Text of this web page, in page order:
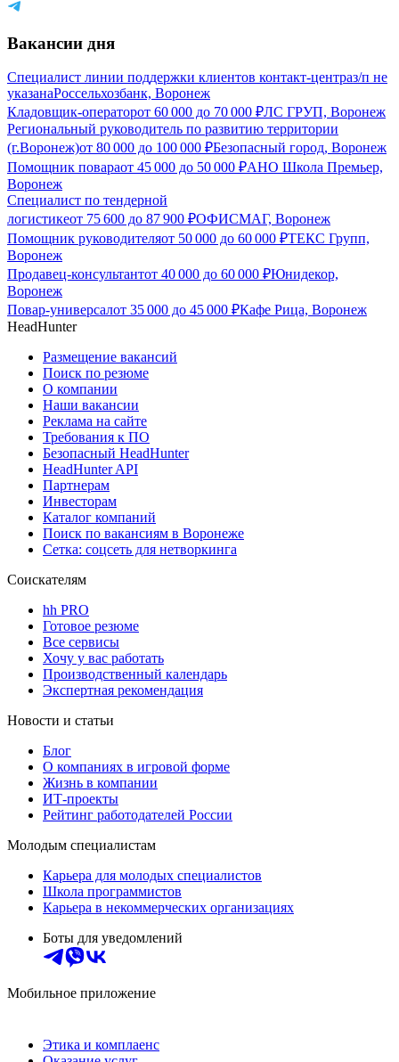
Вакансии дня
Специалист линии поддержки клиентов контакт-центраз/п не
указанаРоссельхозбанк, Воронеж
Кладовщик-операторот 60 000 до 70 000 ₽ЛС ГРУП, Воронеж
Региональный руководитель по развитию территории
(г.Воронеж)от 80 000 до 100 000 ₽Безопасный город, Воронеж
Помощник повараот 45 000 до 50 000 ₽АНО Школа Премьер,
Воронеж
Специалист по тендерной
логистикеот 75 600 до 87 900 ₽ОФИСМАГ, Воронеж
Помощник руководителяот 50 000 до 60 000 ₽ТЕКС Групп,
Воронеж
Продавец-консультантот 40 000 до 60 000 ₽Юнидекор,
Воронеж
Повар-универсалот 35 000 до 45 000 ₽Кафе Рица, Воронеж
HeadHunter
Размещение вакансий
Поиск по резюме
О компании
Наши вакансии
Реклама на сайте
Требования к ПО
Безопасный HeadHunter
HeadHunter API
Партнерам
Инвесторам
Каталог компаний
Поиск по вакансиям в Воронеже
Сетка: соцсеть для нетворкинга
Соискателям
hh PRO
Готовое резюме
Все сервисы
Хочу у вас работать
Производственный календарь
Экспертная рекомендация
Новости и статьи
Блог
О компаниях в игровой форме
Жизнь в компании
ИТ-проекты
Рейтинг работодателей России
Молодым специалистам
Карьера для молодых специалистов
Школа программистов
Карьера в некоммерческих организациях
Боты для уведомлений
Мобильное приложение
Этика и комплаенс